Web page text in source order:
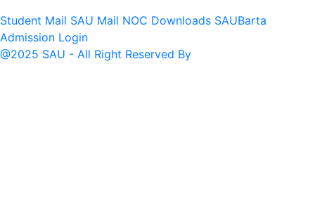
Student Mail SAU Mail NOC Downloads SAUBarta
Admission Login
@2025 SAU - All Right Reserved By